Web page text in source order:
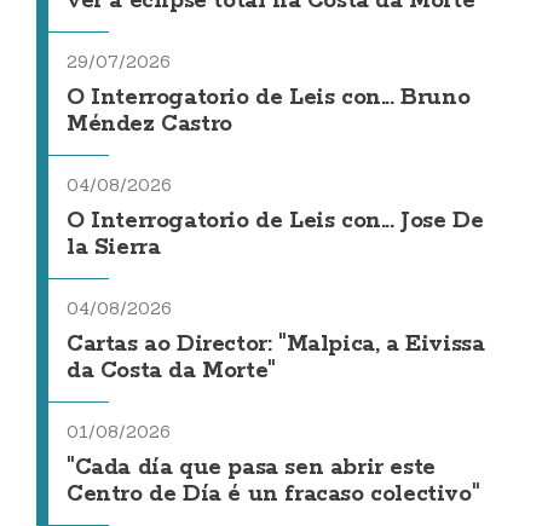
29/07/2026
O Interrogatorio de Leis con... Bruno
Méndez Castro
04/08/2026
O Interrogatorio de Leis con... Jose De
la Sierra
04/08/2026
Cartas ao Director: "Malpica, a Eivissa
da Costa da Morte"
01/08/2026
"Cada día que pasa sen abrir este
Centro de Día é un fracaso colectivo"